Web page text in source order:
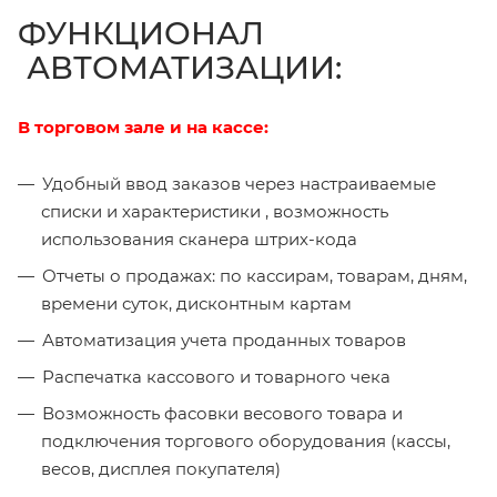
ФУНКЦИОНАЛ
АВТОМАТИЗАЦИИ:
В торговом зале и на кассе:
Удобный ввод заказов через настраиваемые
списки и характеристики , возможность
использования сканера штрих-кода
Отчеты о продажах: по кассирам, товарам, дням,
времени суток, дисконтным картам
Автоматизация учета проданных товаров
Распечатка кассового и товарного чека
Возможность фасовки весового товара и
подключения торгового оборудования (кассы,
весов, дисплея покупателя)